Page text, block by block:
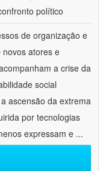
político
de organização e
novos atores e
a crise da
social
ascensão da extrema
por tecnologias
expressam e ...